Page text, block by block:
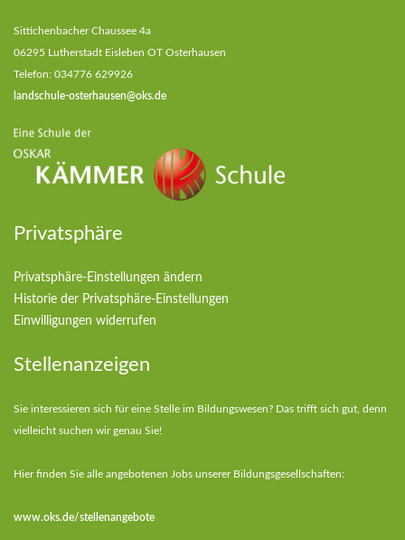
Sittichenbacher Chaussee 4a
06295 Lutherstadt Eisleben OT Osterhausen
Telefon: 034776 629926
landschule-osterhausen@oks.de
Privatsphäre
Privatsphäre-Einstellungen ändern
Historie der Privatsphäre-Einstellungen
Einwilligungen widerrufen
Stellenanzeigen
Sie interessieren sich für eine Stelle im Bildungswesen? Das trifft sich gut, denn
vielleicht suchen wir genau Sie!
Hier finden Sie alle angebotenen Jobs unserer Bildungsgesellschaften:
www.oks.de/stellenangebote